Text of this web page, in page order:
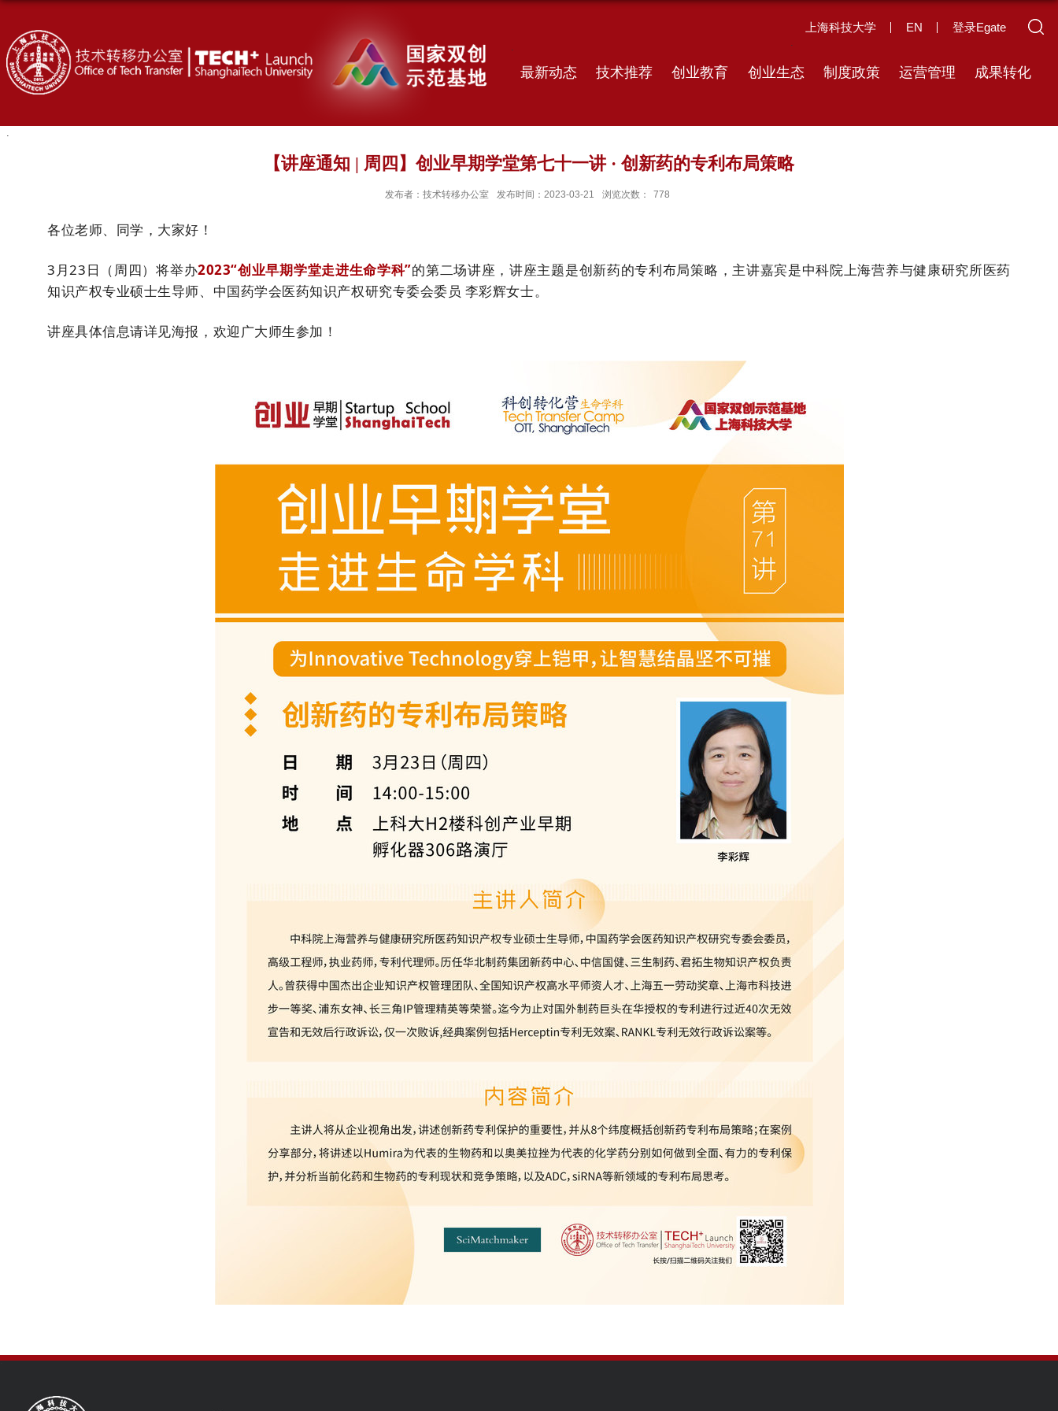
上海科技大学 EN 登录Egate
最新动态 技术推荐 创业教育 创业生态 制度政策 运营管理 成果转化
【讲座通知 | 周四】创业早期学堂第七十一讲 · 创新药的专利布局策略
发布者：技术转移办公室 发布时间：2023-03-21 浏览次数： 778
各位老师、同学，大家好！
3月23日（周四）将举办2023“创业早期学堂走进生命学科”的第二场讲座，讲座主题是创新药的专利布局策略，主讲嘉宾是中科院上海营养与健康研究所医药
知识产权专业硕士生导师、中国药学会医药知识产权研究专委会委员 李彩辉女士。
讲座具体信息请详见海报，欢迎广大师生参加！